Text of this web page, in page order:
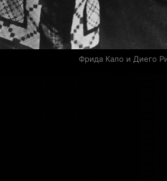
Фрида Кало и Диего